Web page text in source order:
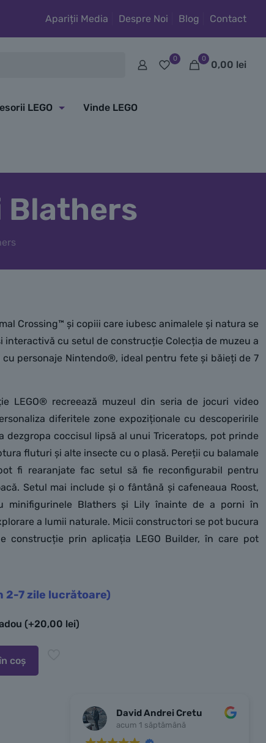
Apariții Media Despre Noi Blog Contact
0 0
0,00 lei
LEGO Vinde LEGO
Blathers
Crossing™ și copiii care iubesc animalele și natura se
interactivă cu setul de construcție Colecția de muzeu a
cu personaje Nintendo®, ideal pentru fete și băieți de 7
LEGO® recreează muzeul din seria de jocuri video
diferitele zone expoziționale cu descoperirile
dezgropa coccisul lipsă al unui Triceratops, pot prinde
fluturi și alte insecte cu o plasă. Pereții cu balamale
fi rearanjate fac setul să fie reconfigurabil pentru
Setul mai include și o fântână și cafeneaua Roost,
minifigurinele Blathers și Lily înainte de a porni în
a lumii naturale. Micii constructori se pot bucura
construcție prin aplicația LEGO Builder, în care pot
2-7 zile lucrătoare)
(+20,00 lei)
coș
David Andrei Cretu
acum 1 săptămână